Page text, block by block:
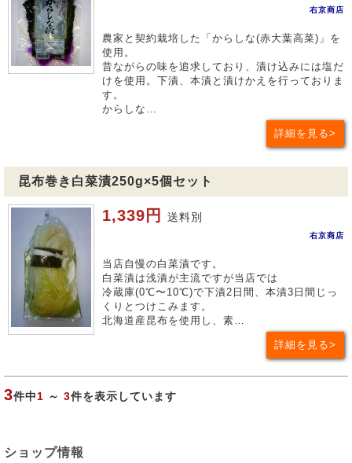
右京商店
農家と契約栽培した「からしな(赤大葉高菜)」を
使用。
昔ながらの味を追求しており、漬け込みには塩だ
けを使用。下漬、本漬と漬けかえを行っておりま
す。
からしな…
詳細を見る
昆布巻き白菜漬250g×5個セット
1,339円 送料別
右京商店
当店自慢の白菜漬です。
白菜漬は浅漬が主流ですが当店では
冷蔵庫(0℃〜10℃)で下漬2日間、本漬3日間じっ
くりとつけこみます。
北海道産昆布を使用し、素…
詳細を見る
3件中1 ～ 3件を表示しています
ショップ情報